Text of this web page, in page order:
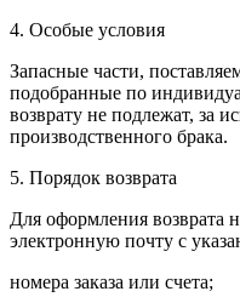
4. Особые условия
Запасные части,
подобранные по
возврату не подлежат, за
производственного брака.
5. Порядок возврата
Для оформления возврата
электронную почту с
номера заказа или счета;